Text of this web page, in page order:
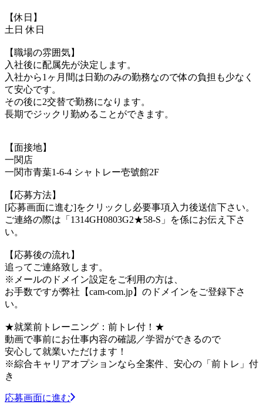
【休日】
土日 休日
【職場の雰囲気】
入社後に配属先が決定します。
入社から1ヶ月間は日勤のみの勤務なので体の負担も少なく
て安心です。
その後に2交替で勤務になります。
長期でジックリ勤めることができます。
【面接地】
一関店
一関市青葉1-6-4 シャトレー壱號館2F
【応募方法】
[応募画面に進む]をクリックし必要事項入力後送信下さい。
ご連絡の際は「1314GH0803G2★58-S」を係にお伝え下さ
い。
【応募後の流れ】
追ってご連絡致します。
※メールのドメイン設定をご利用の方は、
お手数ですが弊社【cam-com.jp】のドメインをご登録下さ
い。
★就業前トレーニング：前トレ付！★
動画で事前にお仕事内容の確認／学習ができるので
安心して就業いただけます！
※綜合キャリアオプションなら全案件、安心の「前トレ」付
き
応募画面に進む